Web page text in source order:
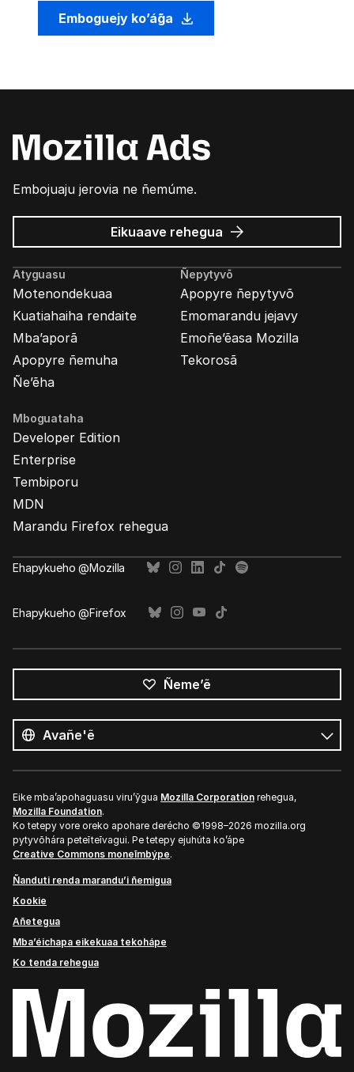
Emboguejy ko’ág̃a
Embojuaju jerovia ne ñemúme.
Eikuaave Mozilla
marandu’i
rehegua
Atyguasu
Motenondekuaa
Kuatiahaiha rendaite
Mba’aporã
Apopyre ñemuha
Ñe’ẽha
Ñepytyvõ
Apopyre ñepytyvõ
Emomarandu jejavy
Emoñe’ẽasa Mozilla
Tekorosã
Mboguataha
Developer Edition
Enterprise
Tembiporu
MDN
Marandu Firefox rehegua
Ehapykueho @Mozilla
Ehapykueho @Firefox
Ñeme’ẽ
ñe’ẽ
Ñe’ẽ
Eike mba’apohaguasu viru’ỹgua Mozilla Corporation rehegua,
Mozilla Foundation.
Ko tetepy vore oreko apohare derécho ©1998–2026 mozilla.org
pytyvõhára peteĩteĩvagui. Pe tetepy ejuhúta ko’ápe
Creative Commons moneĩmbýpe.
Ñanduti renda marandu’i ñemigua
Kookie
Añetegua
Mba’éichapa eikekuaa tekohápe
Ko tenda rehegua